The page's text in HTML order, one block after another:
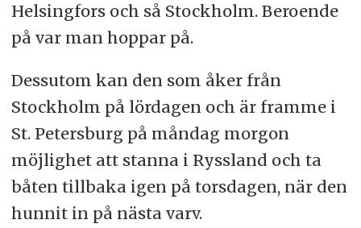
Helsingfors och så Stockholm. Beroende
på var man hoppar på.
Dessutom kan den som åker från
Stockholm på lördagen och är framme i
St. Petersburg på måndag morgon
möjlighet att stanna i Ryssland och ta
båten tillbaka igen på torsdagen, när den
hunnit in på nästa varv.